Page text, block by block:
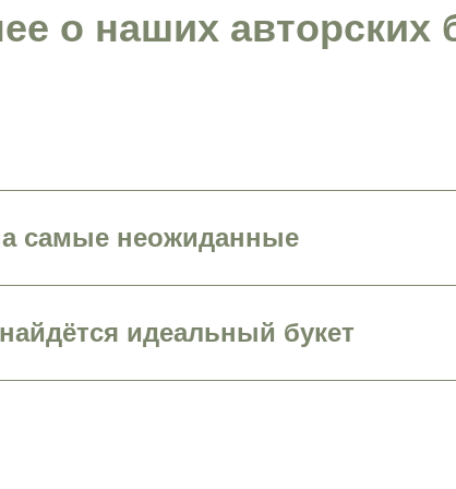
о наших авторских
самые неожиданные
идеальный букет